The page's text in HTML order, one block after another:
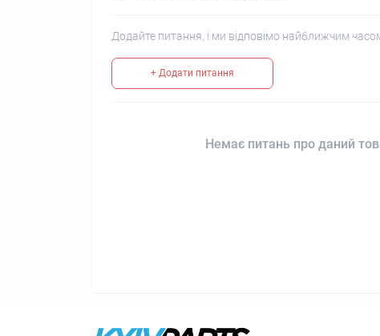
Додайте питання, і ми відповімо найближчим
+ Додати питання
Немає питань про даний